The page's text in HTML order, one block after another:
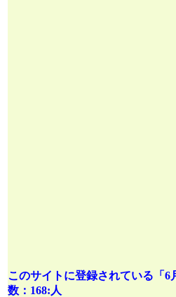
このサイトに登録されている「6
数：168:人